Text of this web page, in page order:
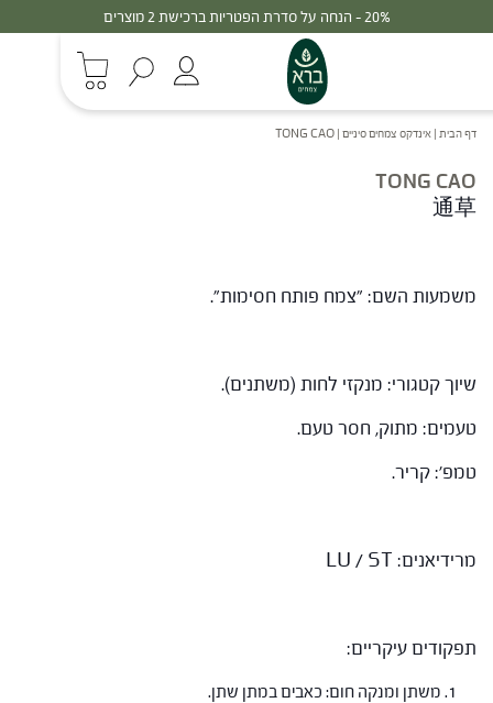
20% - הנחה על סדרת הפטריות ברכישת 2 מוצרים
דף הבית | אינדקס צמחים סיניים |
TONG CAO
TONG CAO
通草
משמעות השם: "צמח פותח חסימות".
שיוך קטגורי: מנקזי לחות (משתנים).
טעמים: מתוק, חסר טעם.
טמפ': קריר.
מרידיאנים: LU / ST
תפקודים עיקריים:
משתן ומנקה חום: כאבים במתן שתן.